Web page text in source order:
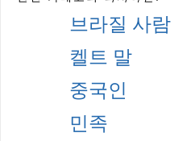
브라질 사람
켈트 말
중국인
민족